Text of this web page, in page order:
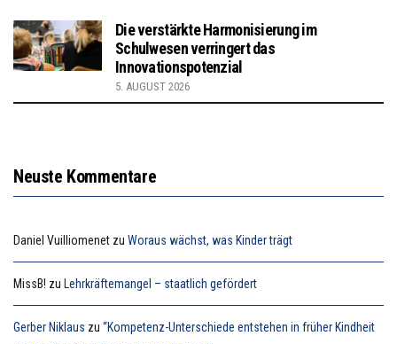
Die verstärkte Harmonisierung im
Schulwesen verringert das
Innovationspotenzial
5. AUGUST 2026
Neuste Kommentare
Daniel Vuilliomenet zu Woraus wächst, was Kinder trägt
MissB! zu Lehrkräftemangel – staatlich gefördert
Gerber Niklaus zu “Kompetenz-Unterschiede entstehen in früher Kindheit